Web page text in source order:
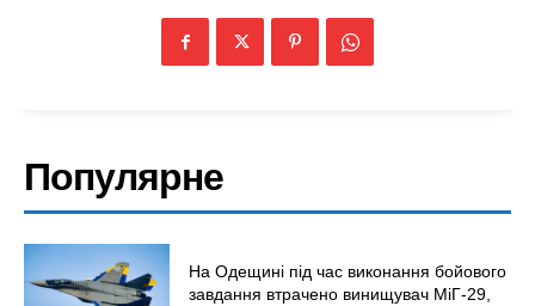
Популярне
На Одещині під час виконання бойового
завдання втрачено винищувач МіГ-29,